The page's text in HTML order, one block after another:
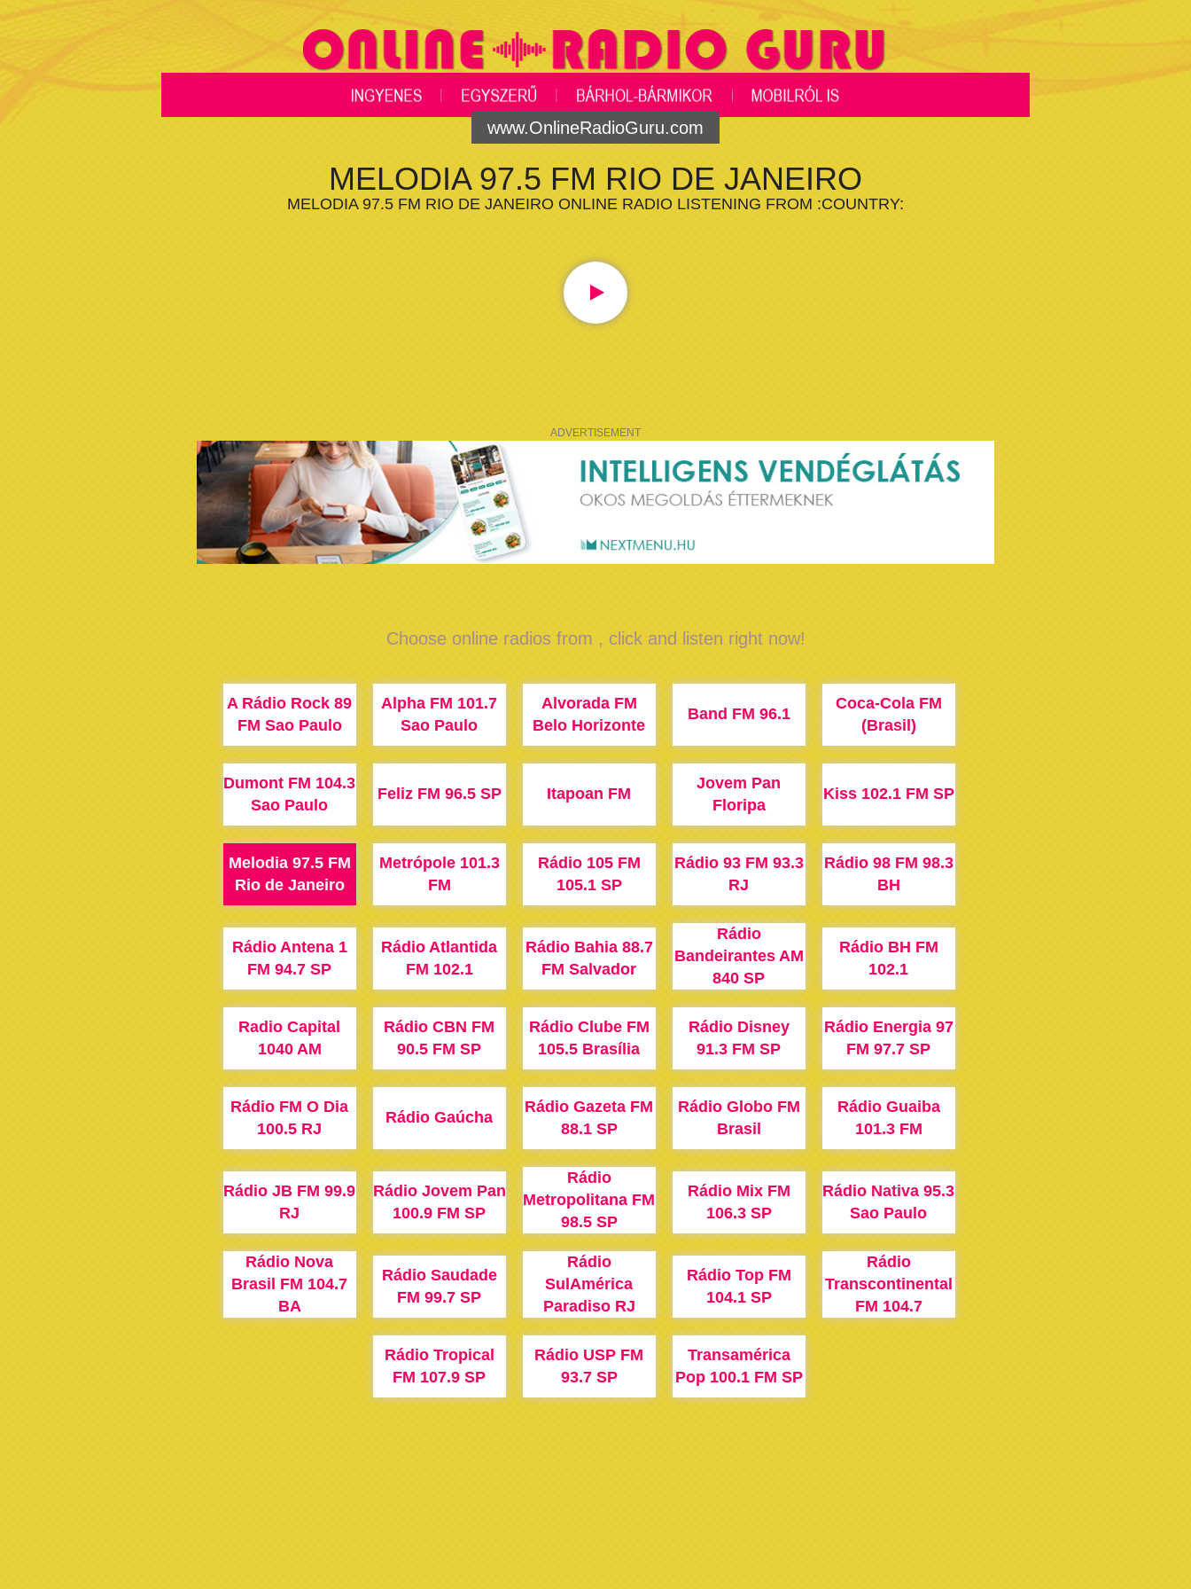
www.OnlineRadioGuru.com
MELODIA 97.5 FM RIO DE JANEIRO
MELODIA 97.5 FM RIO DE JANEIRO ONLINE RADIO LISTENING FROM :COUNTRY:
ADVERTISEMENT
Choose online radios from , click and listen right now!
A Rádio Rock 89
FM Sao Paulo
Alpha FM 101.7
Sao Paulo
Alvorada FM
Belo Horizonte
Band FM 96.1
Coca-Cola FM
(Brasil)
Dumont FM 104.3
Sao Paulo
Feliz FM 96.5 SP Itapoan FM
Jovem Pan
Floripa
Kiss 102.1 FM SP
Melodia 97.5 FM
Rio de Janeiro
Metrópole 101.3
FM
Rádio 105 FM
105.1 SP
Rádio 93 FM 93.3
RJ
Rádio 98 FM 98.3
BH
Rádio Antena 1
FM 94.7 SP
Rádio Atlantida
FM 102.1
Rádio Bahia 88.7
FM Salvador
Rádio
Bandeirantes AM
840 SP
Rádio BH FM
102.1
Radio Capital
1040 AM
Rádio CBN FM
90.5 FM SP
Rádio Clube FM
105.5 Brasília
Rádio Disney
91.3 FM SP
Rádio Energia 97
FM 97.7 SP
Rádio FM O Dia
100.5 RJ
Rádio Gaúcha
Rádio Gazeta FM
88.1 SP
Rádio Globo FM
Brasil
Rádio Guaiba
101.3 FM
Rádio JB FM 99.9
RJ
Rádio Jovem Pan
100.9 FM SP
Rádio
Metropolitana FM
98.5 SP
Rádio Mix FM
106.3 SP
Rádio Nativa 95.3
Sao Paulo
Rádio Nova
Brasil FM 104.7
BA
Rádio Saudade
FM 99.7 SP
Rádio
SulAmérica
Paradiso RJ
Rádio Top FM
104.1 SP
Rádio
Transcontinental
FM 104.7
Rádio Tropical
FM 107.9 SP
Rádio USP FM
93.7 SP
Transamérica
Pop 100.1 FM SP